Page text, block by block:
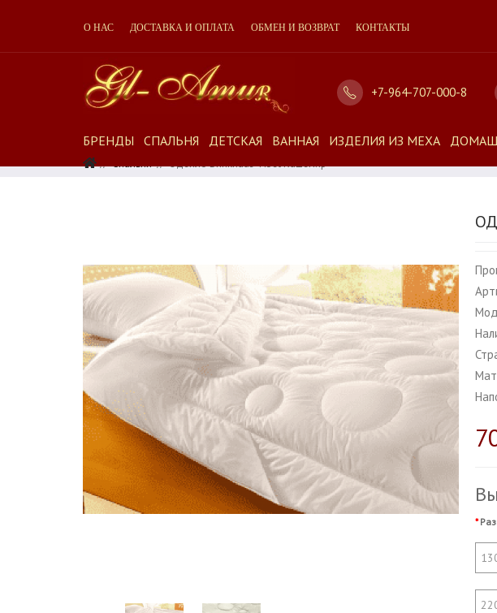
О НАС ДОСТАВКА И ОПЛАТА ОБМЕН И ВОЗВРАТ КОНТАКТЫ
+7-964-707-000-8
БРЕНДЫ СПАЛЬНЯ ДЕТСКАЯ ВАННАЯ ИЗДЕЛИЯ ИЗ МЕХА
Спальня Одеяло Brinkhaus Tibet Кашемир